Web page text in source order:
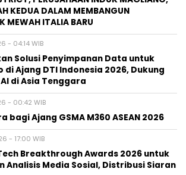
KEDUA DALAM MEMBANGUN
MEWAH ITALIA BARU
- 04:14 WIB
Solusi Penyimpanan Data untuk
di Ajang DTI Indonesia 2026, Dukung
di Asia Tenggara
- 00:42 WIB
bagi Ajang GSMA M360 ASEAN 2026
- 17:00 WIB
Breakthrough Awards 2026 untuk
Analisis Media Sosial, Distribusi Siaran